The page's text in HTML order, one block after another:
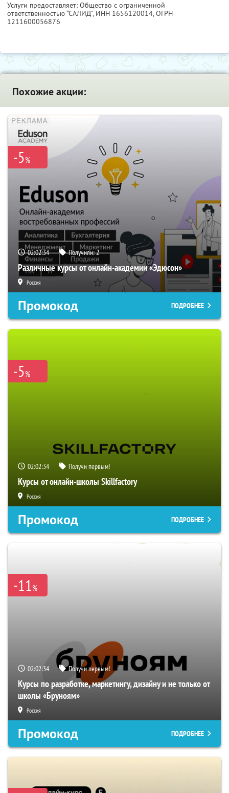
Услуги предоставляет: Общество с ограниченной
ответственностью “САЛИД”, ИНН 1656120014, ОГРН
1211600056876
Похожие акции:
-5%
02:02:33 Получили:2
Различные курсы от онлайн-академии «Эдюсон»
Россия
Промокод ПОДРОБНЕЕ
-5%
02:02:33 Получи первым!
Курсы от онлайн-школы Skillfactory
Россия
Промокод ПОДРОБНЕЕ
-11%
02:02:33 Получи первым!
Курсы по разработке, маркетингу, дизайну и не только от
школы «Бруноям»
Россия
Промокод ПОДРОБНЕЕ